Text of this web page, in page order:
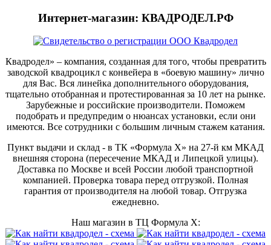
Интернет-магазин: КВАДРОДЕЛ.РФ
Квадродел» – компания, созданная для того, чтобы превратить
заводской квадроцикл с конвейера в «боевую машину» лично
для Вас. Вся линейка дополнительного оборудования,
тщательно отобранная и протестированная за 10 лет на рынке.
Зарубежные и российские производители. Поможем
подобрать и предупредим о нюансах установки, если они
имеются. Все сотрудники с большим личным стажем катания.
Пункт выдачи и склад - в ТК «Формула X» на 27-й км МКАД
внешняя сторона (пересечение МКАД и Липецкой улицы).
Доставка по Москве и всей России любой транспортной
компанией. Проверка товара перед отгрузкой. Полная
гарантия от производителя на любой товар. Отгрузка
ежедневно.
Наш магазин в ТЦ Формула Х: